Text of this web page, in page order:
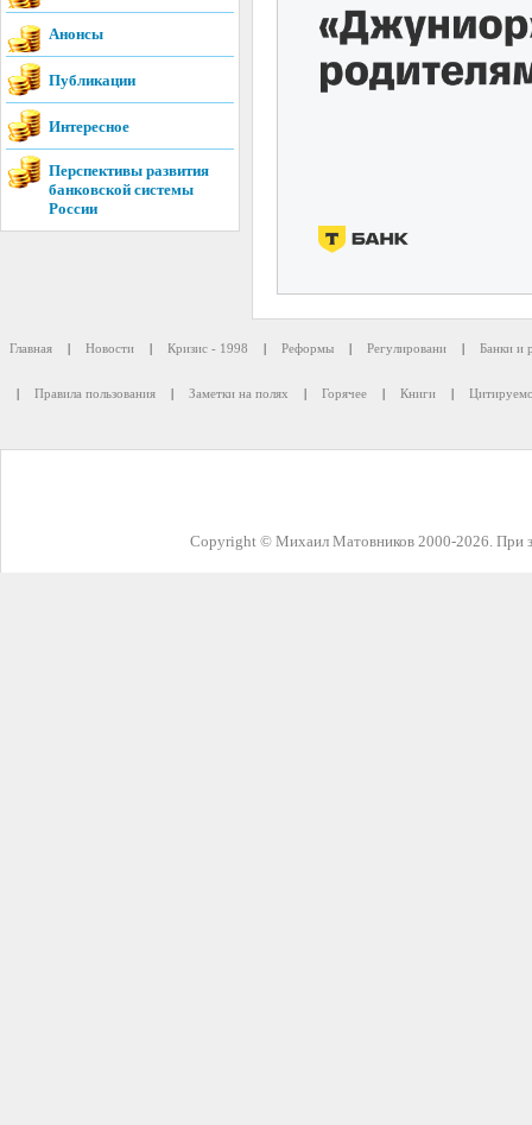
Анонсы
Публикации
Интересное
Перспективы развития
банковской системы
России
Главная | Новости | Кризис - 1998 | Реформы | Регулировани | Банки и
| Правила пользования | Заметки на полях | Горячее | Книги |
Copyright © Михаил Матовников 2000-2026. При